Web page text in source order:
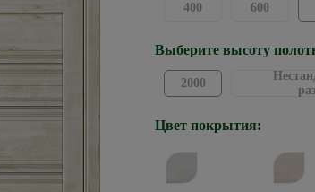
400 600
Выберите высоту
2000
Цвет покрытия: